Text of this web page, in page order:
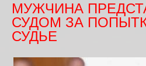
МУЖЧИНА
СУДОМ ЗА
СУДЬЕ